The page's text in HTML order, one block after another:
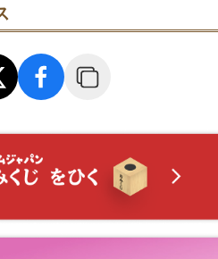
門、元日は夕方に閉門。0時前後
。
える時期。本殿前が混み合うこと
を先に、その後に境内の末社へ
せ。宵宮は開始前に、翌日の本宮